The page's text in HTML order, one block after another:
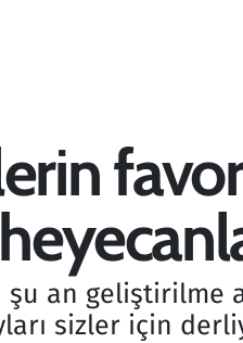
şu an
sizler için